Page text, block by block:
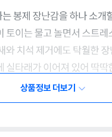
상품정보 더보기